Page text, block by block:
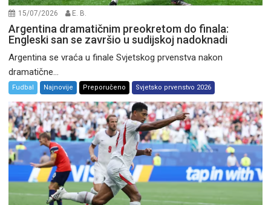
15/07/2026 E. B.
Argentina dramatičnim preokretom do finala:
Engleski san se završio u sudijskoj nadoknadi
Argentina se vraća u finale Svjetskog prvenstva nakon
dramatične...
Fudbal Najnovije Preporučeno Svjetsko prvenstvo 2026